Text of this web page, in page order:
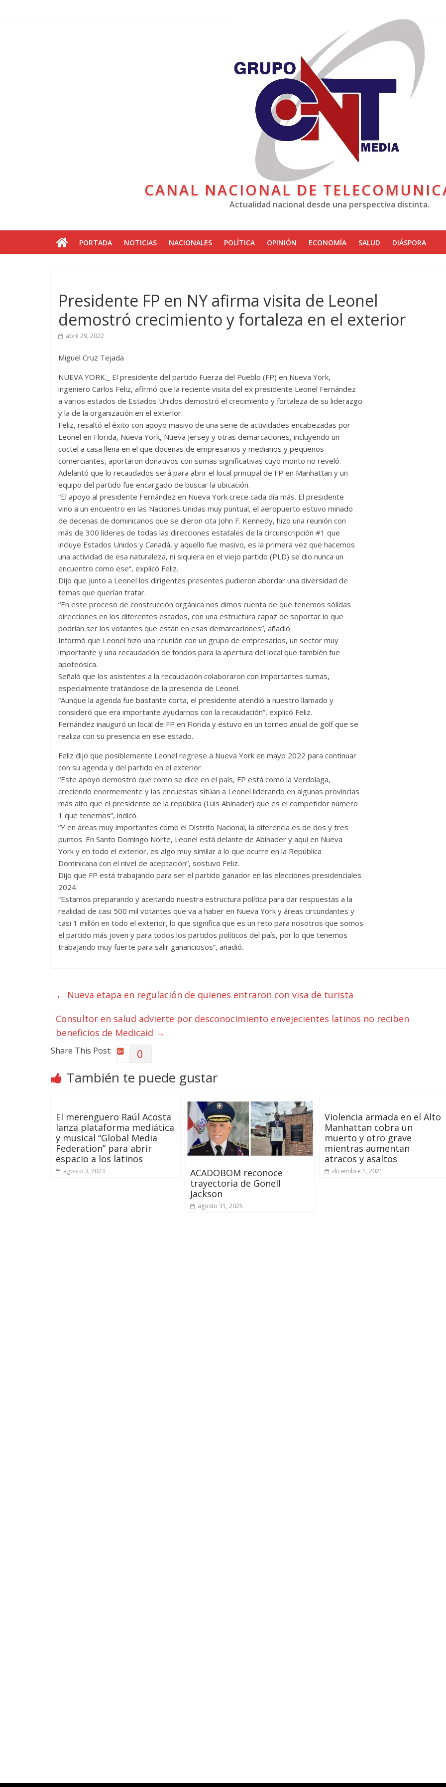
CANAL NACIONAL DE
Actualidad nacional desde una perspectiva distinta.
PORTADA NOTICIAS NACIONALES POLÍTICA OPINIÓN ECONOMÍA SALUD DIÁSPORA
Presidente FP en NY afirma visita de Leonel
demostró crecimiento y fortaleza en el exterior
abril 29, 2022
Miguel Cruz Tejada
NUEVA YORK._ El presidente del partido Fuerza del Pueblo (FP) en Nueva York,
ingeniero Carlos Feliz, afirmó que la reciente visita del ex presidente Leonel Fernández
a varios estados de Estados Unidos demostró el crecimiento y fortaleza de su liderazgo
y la de la organización en el exterior.
Feliz, resaltó el éxito con apoyo masivo de una serie de actividades encabezadas por
Leonel en Florida, Nueva York, Nueva Jersey y otras demarcaciones, incluyendo un
coctel a casa llena en el que docenas de empresarios y medianos y pequeños
comerciantes, aportaron donativos con sumas significativas cuyo monto no reveló.
Adelantó que lo recaudados será para abrir el local principal de FP en Manhattan y un
equipo del partido fue encargado de buscar la ubicación.
“El apoyo al presidente Fernández en Nueva York crece cada día más. El presidente
vino a un encuentro en las Naciones Unidas muy puntual, el aeropuerto estuvo minado
de decenas de dominicanos que se dieron cita John F. Kennedy, hizo una reunión con
más de 300 líderes de todas las direcciones estatales de la circunscripción #1 que
incluye Estados Unidos y Canadá, y aquello fue masivo, es la primera vez que hacemos
una actividad de esa naturaleza, ni siquiera en el viejo partido (PLD) se dio nunca un
encuentro como ese”, explicó Feliz.
Dijo que junto a Leonel los dirigentes presentes pudieron abordar una diversidad de
temas que querían tratar.
“En este proceso de construcción orgánica nos dimos cuenta de que tenemos sólidas
direcciones en los diferentes estados, con una estructura capaz de soportar lo que
podrían ser los votantes que están en esas demarcaciones”, añadió.
Informó que Leonel hizo una reunión con un grupo de empresarios, un sector muy
importante y una recaudación de fondos para la apertura del local que también fue
apoteósica.
Señaló que los asistentes a la recaudación colaboraron con importantes sumas,
especialmente tratándose de la presencia de Leonel.
“Aunque la agenda fue bastante corta, el presidente atendió a nuestro llamado y
consideró que era importante ayudarnos con la recaudación”, explicó Feliz.
Fernández inauguró un local de FP en Florida y estuvo en un torneo anual de golf que se
realiza con su presencia en ese estado.
Feliz dijo que posiblemente Leonel regrese a Nueva York en mayo 2022 para continuar
con su agenda y del partido en el exterior.
“Este apoyo demostró que como se dice en el país, FP está como la Verdolaga,
creciendo enormemente y las encuestas sitúan a Leonel liderando en algunas provincias
más alto que el presidente de la república (Luis Abinader) que es el competidor número
1 que tenemos”, indicó.
“Y en áreas muy importantes como el Distrito Nacional, la diferencia es de dos y tres
puntos. En Santo Domingo Norte, Leonel está delante de Abinader y aquí en Nueva
York y en todo el exterior, es algo muy similar a lo que ocurre en la República
Dominicana con el nivel de aceptación”, sostuvo Feliz.
Dijo que FP está trabajando para ser el partido ganador en las elecciones presidenciales
2024.
“Estamos preparando y aceitando nuestra estructura política para dar respuestas a la
realidad de casi 500 mil votantes que va a haber en Nueva York y áreas circundantes y
casi 1 millón en todo el exterior, lo que significa que es un reto para nosotros que somos
el partido más joven y para todos los partidos políticos del país, por lo que tenemos
trabajando muy fuerte para salir gananciosos”, añadió.
← Nueva etapa en regulación de quienes entraron con visa de turista
Consultor en salud advierte por desconocimiento envejecientes latinos no reciben
beneficios de Medicaid →
Share This Post: 0
También te puede gustar
El merenguero Raúl Acosta
lanza plataforma mediática
y musical “Global Media
Federation” para abrir
espacio a los latinos
agosto 3, 2023
ACADOBOM reconoce
trayectoria de Gonell
Jackson
agosto 31, 2025
Violencia armada en el Alto
Manhattan cobra un
muerto y otro grave
mientras aumentan
atracos y asaltos
diciembre 1, 2021